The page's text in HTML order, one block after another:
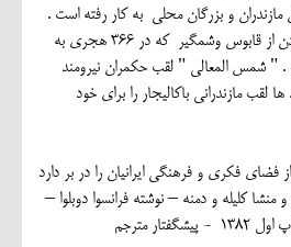
مازندران و بزرگان محلی به کار رفته است .
ترجمان عربی این واژه در نامبردن از قابوس وشمگیر که در 366 هجری به
شمس المعالی " لقب حکمران نیرومند
مازندرانی باکالیجار را برای خود
فضای فکری و فرهنگی ایرانیان را در بر دارد
کلیله و دمنه – نوشته فرانسوا دوبلوا –
مترجم